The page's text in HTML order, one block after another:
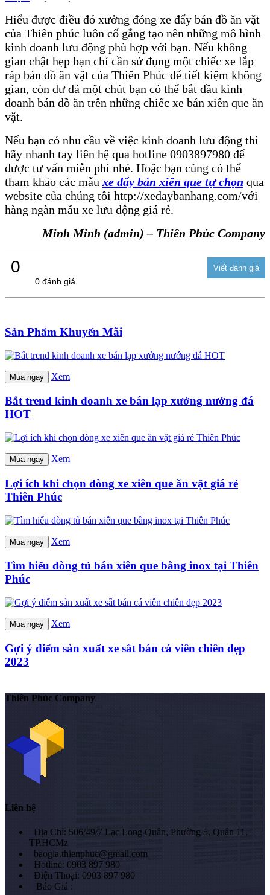
Hiểu được điều đó xưởng đóng xe đẩy bán đồ ăn vặt
của Thiên phúc luôn cố gắng tạo nên những mô hình
kinh doanh lưu động phù hợp với bạn. Nếu không
gian chật hẹp bạn chỉ cần sử đụng một chiếc xe lắp
ráp bán đồ ăn vặt của Thiên Phúc để tiết kiệm không
gian, còn dư dả một chút bạn có thể bắt đầu kinh
doanh bán đồ ăn trên những chiếc xe bán xiên que ăn
vặt.
Nếu bạn có nhu cầu về việc kinh doanh lưu động thì
hãy nhanh tay liên hệ qua hotline 0903897980 để
được tư vấn miễn phí nhé. Hoặc bạn cũng có thể
tham khảo các mẫu xe đẩy bán xiên que tự chọn qua
website của chúng tôi http://xedaybanhang.com/với
hàng ngàn mẫu xe lưu động giá rẻ.
Minh Minh (admin) – Thiên Phúc Company
0
0 đánh giá
Sản Phẩm Khuyến Mãi
Mua ngay Xem
Bắt trend kinh doanh xe bán lạp xưởng nướng đá
HOT
Mua ngay Xem
Lợi ích khi chọn dòng xe xiên que ăn vặt giá rẻ
Thiên Phúc
Mua ngay Xem
Tìm hiểu dòng tủ bán xiên que bằng inox tại Thiên
Phúc
Mua ngay Xem
Gợi ý điểm sản xuất xe sắt bán cá viên chiên đẹp
2023
Thiên Phúc Company
Liên hệ
Địa Chỉ: 506/49/7 Lạc Long Quân, Phường 5, Quận 11,
TP.HCMz
baogia.thienphuc@gmail.com
Hotline: 0903 897 980
Điện Thoại: 0903 897 980
Báo Giá :